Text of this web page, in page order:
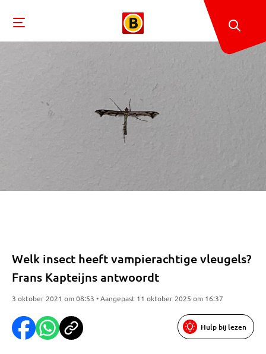
Welk insect heeft vampierachtige vleugels?
Frans Kapteijns antwoordt
3 oktober 2021 om 08:53 • Aangepast 11 oktober 2025 om 16:37
Hulp bij lezen